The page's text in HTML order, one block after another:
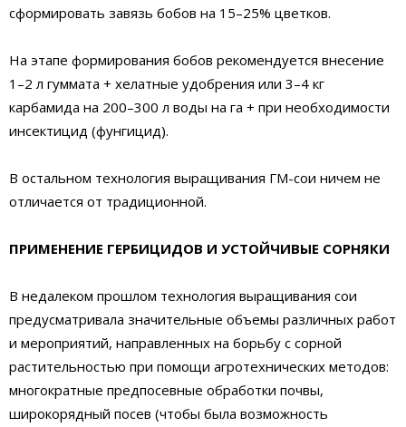
сформировать завязь бобов на 15–25% цветков.
На этапе формирования бобов рекомендуется внесение
1–2 л гуммата + хелатные удобрения или 3–4 кг
карбамида на 200–300 л воды на га + при необходимости
инсектицид (фунгицид).
В остальном технология выращивания ГМ-сои ничем не
отличается от традиционной.
ПРИМЕНЕНИЕ ГЕРБИЦИДОВ И УСТОЙЧИВЫЕ СОРНЯКИ
В недалеком прошлом технология выращивания сои
предусматривала значительные объемы различных работ
и мероприятий, направленных на борьбу с сорной
растительностью при помощи агротехнических методов:
многократные предпосевные обработки почвы,
широкорядный посев (чтобы была возможность